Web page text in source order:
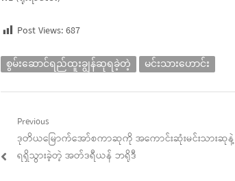
Post Views:687
စွမ်းဆောင်ရည်ထူးချွန်ဆုရခဲ့တဲ့ မင်းသားဟောင်း
Post
navigation
Previous
Previous
post:
ဒုတိယမြောက်အော်စကာဆုကို အကောင်းဆုံးမင်းသားဆုနဲ့
ရရှိသွားခဲ့တဲ့ အတ်ဒရီယန် ဘရိုဒီ